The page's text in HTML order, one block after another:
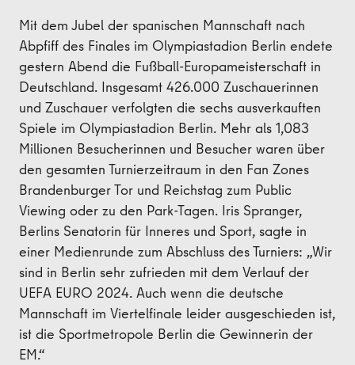
Mit dem Jubel der spanischen Mannschaft nach
Abpfiff des Finales im Olympiastadion Berlin endete
gestern Abend die Fußball-Europameisterschaft in
Deutschland. Insgesamt 426.000 Zuschauerinnen
und Zuschauer verfolgten die sechs ausverkauften
Spiele im Olympiastadion Berlin. Mehr als 1,083
Millionen Besucherinnen und Besucher waren über
den gesamten Turnierzeitraum in den Fan Zones
Brandenburger Tor und Reichstag zum Public
Viewing oder zu den Park-Tagen. Iris Spranger,
Berlins Senatorin für Inneres und Sport, sagte in
einer Medienrunde zum Abschluss des Turniers: „Wir
sind in Berlin sehr zufrieden mit dem Verlauf der
UEFA EURO 2024. Auch wenn die deutsche
Mannschaft im Viertelfinale leider ausgeschieden ist,
ist die Sportmetropole Berlin die Gewinnerin der
EM.“